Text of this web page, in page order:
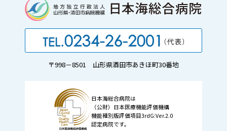
〒998－8501 山形県酒田市あきほ町30番地
日本海総合病院は
（公財）日本医療機能評価機構
機能種別版評価項目3rdG:Ver.2.0
認定病院です。